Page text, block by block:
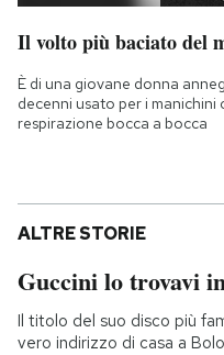
Il volto più baciato del
È di una giovane donna
decenni usato per i manichini
respirazione bocca a bocca
ALTRE STORIE
Guccini lo trovavi
Il titolo del suo disco più
vero indirizzo di casa a